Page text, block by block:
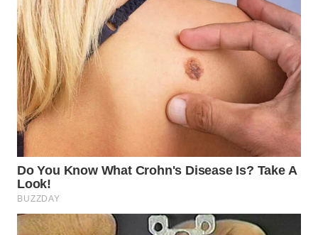
WN
CIANJUR
WN
KEPULAUAN
SERIBU
WN
BINJAI